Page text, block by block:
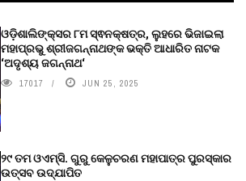
ଓଡ଼ିଶାଲିଙ୍କ୍ସର ୮ମ ସ୍ଵନକ୍ଷତ୍ର, ଲୁହରେ ଭିଜାଇଲା
ମହାପ୍ରଭୁ ଶ୍ରୀଜଗନ୍ନାଥଙ୍କ ଭକ୍ତି ଆଧାରିତ ନାଟକ
‘ଅଦୃଶ୍ୟ ଜଗନ୍ନାଥ‘
17017 JUN 25, 2025
୨୯ ତମ ଓଏମ୍‌ସି. ଗୁରୁ କେଳୁଚରଣ ମହାପାତ୍ର ପୁରସ୍କାର
ଉତ୍ସବ ଉଦ୍‍ଯାପିତ